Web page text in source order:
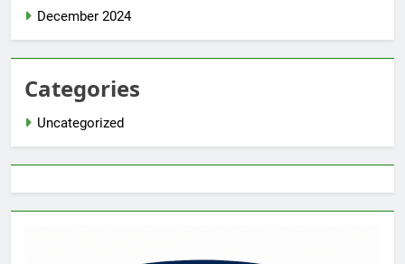
December 2024
Categories
Uncategorized